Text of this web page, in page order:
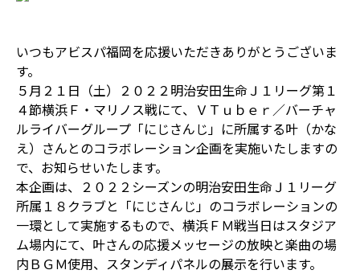
いつもアビスパ福岡を応援いただきありがとうございま
す。
５月２１日（土）２０２２明治安田生命Ｊ１リーグ第１
４節横浜Ｆ・マリノス戦にて、ＶＴｕｂｅｒ／バーチャ
ルライバーグループ「にじさんじ」に所属する叶（かな
え）さんとのコラボレーション企画を実施いたしますの
で、お知らせいたします。
本企画は、２０２２シーズンの明治安田生命Ｊ１リーグ
所属１８クラブと「にじさんじ」のコラボレーションの
一環として実施するもので、横浜ＦＭ戦当日はスタジア
ム場内にて、叶さんの応援メッセージの放映と楽曲の場
内ＢＧＭ使用、スタンディパネルの展示を行います。